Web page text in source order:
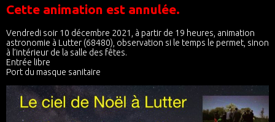
Cette animation est annulée.
Vendredi soir 10 décembre 2021, à partir de 19 heures, animation
astronomie à Lutter (68480), observation si le temps le permet, sinon
à l’intérieur de la salle des fêtes.
Entrée libre
Port du masque sanitaire